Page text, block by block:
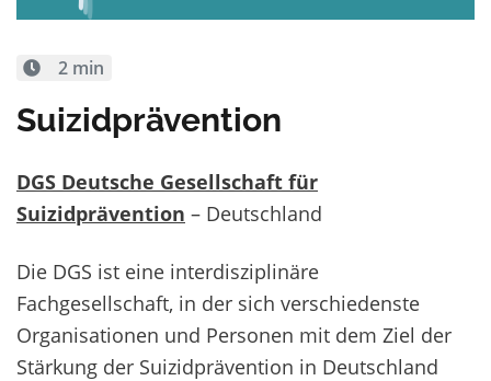
2 min
Suizidprävention
DGS Deutsche Gesellschaft für
Suizidprävention – Deutschland
Die DGS ist eine interdisziplinäre
Fachgesellschaft, in der sich verschiedenste
Organisationen und Personen mit dem Ziel der
Stärkung der Suizidprävention in Deutschland